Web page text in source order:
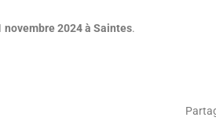
novembre 2024 à Saintes.